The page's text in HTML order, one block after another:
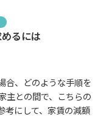
るには
合、どのような手順を
との間で、こちらの
考にして、家賃の減額